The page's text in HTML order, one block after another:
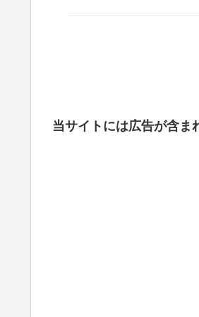
当サイトには広告が含ま